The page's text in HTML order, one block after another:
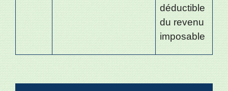
déductible
du revenu
imposable